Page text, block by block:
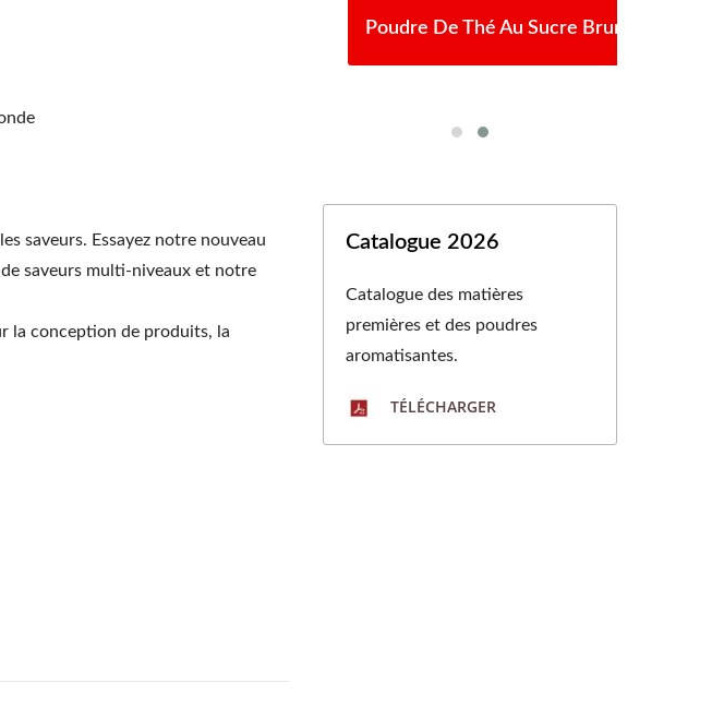
saveurs. Essayez notre nouveau
saveurs multi-niveaux et notre
la conception de produits, la
Poudre De Thé Au Sucre Brun
Catalogue 2026
Catalogue des matières
premières et des poudres
aromatisantes.
TÉLÉCHARGER